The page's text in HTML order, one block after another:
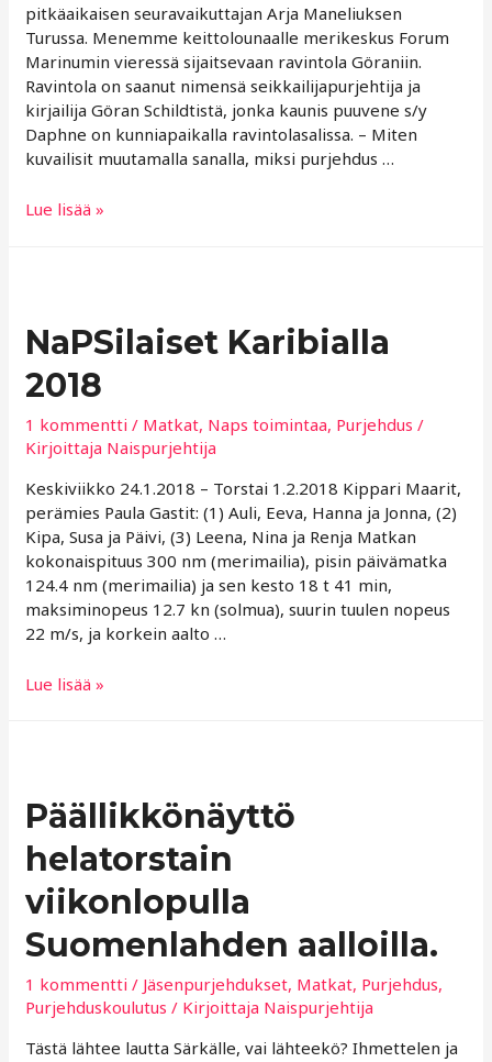
pitkäaikaisen seuravaikuttajan Arja Maneliuksen
Turussa. Menemme keittolounaalle merikeskus Forum
Marinumin vieressä sijaitsevaan ravintola Göraniin.
Ravintola on saanut nimensä seikkailijapurjehtija ja
kirjailija Göran Schildtistä, jonka kaunis puuvene s/y
Daphne on kunniapaikalla ravintolasalissa. – Miten
kuvailisit muutamalla sanalla, miksi purjehdus …
Naispurjehtijat
yhtä
perustajajäsenistämme
Arja
Maneliusta
Lue lisää »
NaPSilaiset Karibialla
2018
1 kommentti / Matkat, Naps toimintaa, Purjehdus /
Kirjoittaja Naispurjehtija
Keskiviikko 24.1.2018 – Torstai 1.2.2018 Kippari Maarit,
perämies Paula Gastit: (1) Auli, Eeva, Hanna ja Jonna, (2)
Kipa, Susa ja Päivi, (3) Leena, Nina ja Renja Matkan
kokonaispituus 300 nm (merimailia), pisin päivämatka
124.4 nm (merimailia) ja sen kesto 18 t 41 min,
maksiminopeus 12.7 kn (solmua), suurin tuulen nopeus
22 m/s, ja korkein aalto …
NaPSilaiset
Lue lisää »
Päällikkönäyttö
helatorstain
viikonlopulla
Suomenlahden aalloilla.
1 kommentti / Jäsenpurjehdukset, Matkat, Purjehdus,
Purjehduskoulutus / Kirjoittaja Naispurjehtija
Tästä lähtee lautta Särkälle, vai lähteekö? Ihmettelen ja